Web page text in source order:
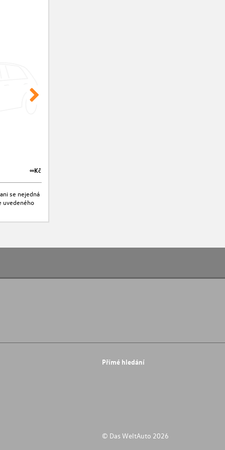
∞Kč
se nejedná
uvedeného
Přímé hledání
© Das WeltAuto 2026